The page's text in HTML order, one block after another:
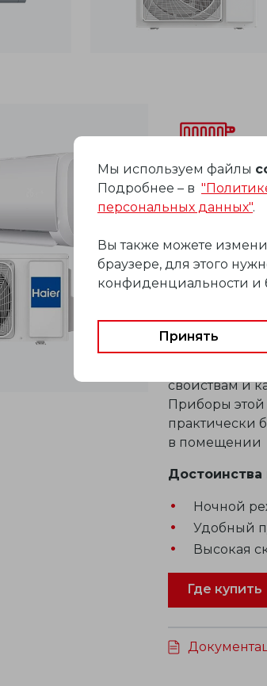
отопление
позволяет
дня.
типа,
свойствам и
Приборы этой
практически
в помещении
Ночной
Удобный
Высокая
Где купить
Мы используем файлы
Подробнее – в
персональных данных".
Вы также можете
браузере, для этого
конфиденциальности и
Принять